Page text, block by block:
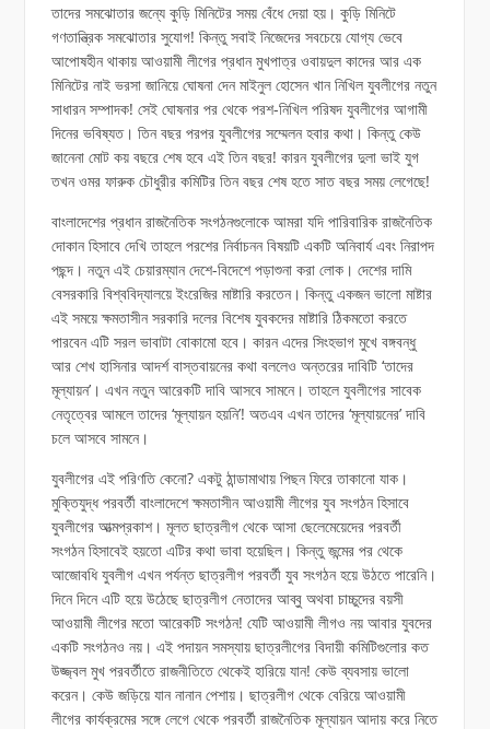
তাদের সমঝোতার জন্যে কুড়ি মিনিটের সময় বেঁধে দেয়া হয়। কুড়ি মিনিটে
গণতান্ত্রিক সমঝোতার সুযোগ! কিন্তু সবাই নিজেদের সবচেয়ে যোগ্য ভেবে
আপোষহীন থাকায় আওয়ামী লীগের প্রধান মুখপাত্র ওবায়দুল কাদের আর এক
মিনিটের নাই ভরসা জানিয়ে ঘোষনা দেন মাইনুল হোসেন খান নিখিল যুবলীগের নতুন
সাধারন সম্পাদক! সেই ঘোষনার পর থেকে পরশ-নিখিল পরিষদ যুবলীগের আগামী
দিনের ভবিষ্যত। তিন বছর পরপর যুবলীগের সম্মেলন হবার কথা। কিন্তু কেউ
জানেনা মোট কয় বছরে শেষ হবে এই তিন বছর! কারন যুবলীগের দুলা ভাই যুগ
তখন ওমর ফারুক চৌধুরীর কমিটির তিন বছর শেষ হতে সাত বছর সময় লেগেছে!
বাংলাদেশের প্রধান রাজনৈতিক সংগঠনগুলোকে আমরা যদি পারিবারিক রাজনৈতিক
দোকান হিসাবে দেখি তাহলে পরশের নির্বাচনন বিষয়টি একটি অনিবার্য এবং নিরাপদ
পছন্দ। নতুন এই চেয়ারম্যান দেশে-বিদেশে পড়াশুনা করা লোক। দেশের দামি
বেসরকারি বিশ্ববিদ্যালয়ে ইংরেজির মাষ্টারি করতেন। কিন্তু একজন ভালো মাষ্টার
এই সময়ে ক্ষমতাসীন সরকারি দলের বিশেষ যুবকদের মাষ্টারি ঠিকমতো করতে
পারবেন এটি সরল ভাবাটা বোকামো হবে। কারন এদের সিংহভাগ মুখে বঙ্গবন্ধু
আর শেখ হাসিনার আদর্শ বাস্তবায়নের কথা বললেও অন্তরের দাবিটি ‘তাদের
মূল্যায়ন’। এখন নতুন আরেকটি দাবি আসবে সামনে। তাহলে যুবলীগের সাবেক
নেতৃত্বের আমলে তাদের ‘মূল্যায়ন হয়নি’! অতএব এখন তাদের ‘মূল্যায়নের’ দাবি
চলে আসবে সামনে।
যুবলীগের এই পরিণতি কেনো? একটু ঠান্ডামাথায় পিছন ফিরে তাকানো যাক।
মুক্তিযুদ্ধ পরবর্তী বাংলাদেশে ক্ষমতাসীন আওয়ামী লীগের যুব সংগঠন হিসাবে
যুবলীগের আত্মপ্রকাশ। মূলত ছাত্রলীগ থেকে আসা ছেলেমেয়েদের পরবর্তী
সংগঠন হিসাবেই হয়তো এটির কথা ভাবা হয়েছিল। কিন্তু জন্মের পর থেকে
আজোবধি যুবলীগ এখন পর্যন্ত ছাত্রলীগ পরবর্তী যুব সংগঠন হয়ে উঠতে পারেনি।
দিনে দিনে এটি হয়ে উঠেছে ছাত্রলীগ নেতাদের আব্বু অথবা চাচ্চুদের বয়সী
আওয়ামী লীগের মতো আরেকটি সংগঠন! যেটি আওয়ামী লীগও নয় আবার যুবদের
একটি সংগঠনও নয়। এই পদায়ন সমস্যায় ছাত্রলীগের বিদায়ী কমিটিগুলোর কত
উজ্জ্বল মুখ পরবর্তীতে রাজনীতিতে থেকেই হারিয়ে যান! কেউ ব্যবসায় ভালো
করেন। কেউ জড়িয়ে যান নানান পেশায়। ছাত্রলীগ থেকে বেরিয়ে আওয়ামী
লীগের কার্যক্রমের সঙ্গে লেগে থেকে পরবর্তী রাজনৈতিক মূল্যায়ন আদায় করে নিতে